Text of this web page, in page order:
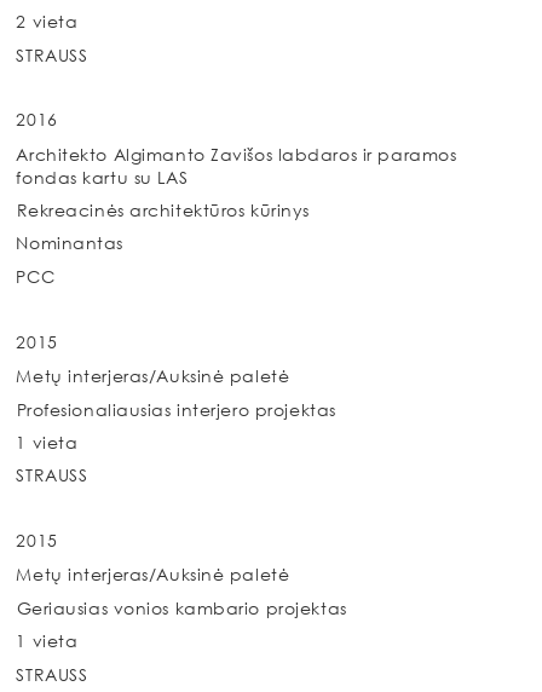
2 vieta
STRAUSS
2016
Architekto Algimanto Zavišos labdaros ir paramos
fondas kartu su LAS
Rekreacinės architektūros kūrinys
Nominantas
PCC
2015
Metų interjeras/Auksinė paletė
Profesionaliausias interjero projektas
1 vieta
STRAUSS
2015
Metų interjeras/Auksinė paletė
Geriausias vonios kambario projektas
1 vieta
STRAUSS